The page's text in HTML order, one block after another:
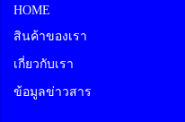
HOME
สินค้าของเรา
เกี่ยวกับเรา
ข้อมูลข่าวสาร